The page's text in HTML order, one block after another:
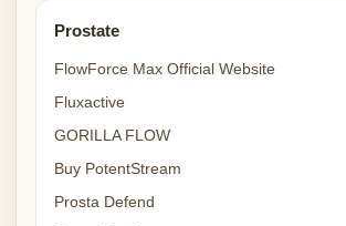
Prostate
FlowForce Max Official Website
Fluxactive
GORILLA FLOW
Buy PotentStream
Prosta Defend